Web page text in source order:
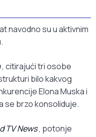
navodno su u aktivnim
, citirajući tri osobe
bilo kakvog
Elona Muska i
se brzo konsoliduje.
TV News, potonje